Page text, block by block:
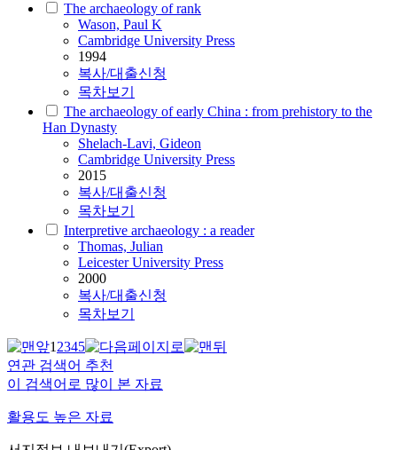
The archaeology of rank
Wason, Paul K
Cambridge University Press
1994
복사/대출신청
목차보기
The archaeology of early China : from prehistory to the
Han Dynasty
Shelach-Lavi, Gideon
Cambridge University Press
2015
복사/대출신청
목차보기
Interpretive archaeology : a reader
Thomas, Julian
Leicester University Press
2000
복사/대출신청
목차보기
12345
연관 검색어 추천
이 검색어로 많이 본 자료
활용도 높은 자료